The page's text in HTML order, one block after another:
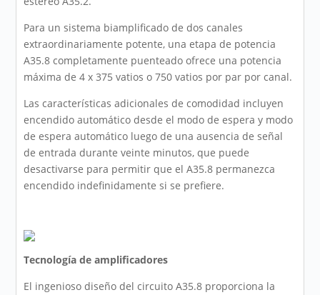
Para un sistema biamplificado de dos canales
extraordinariamente potente, una etapa de potencia
A35.8 completamente puenteado ofrece una potencia
máxima de 4 x 375 vatios o 750 vatios por par por canal.
Las características adicionales de comodidad incluyen
encendido automático desde el modo de espera y modo
de espera automático luego de una ausencia de señal
de entrada durante veinte minutos, que puede
desactivarse para permitir que el A35.8 permanezca
encendido indefinidamente si se prefiere.
Tecnología de amplificadores
El ingenioso diseño del circuito A35.8 proporciona la